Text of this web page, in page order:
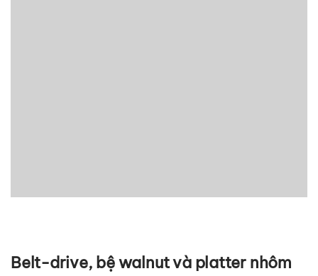
Belt-drive, bệ walnut và platter nhôm